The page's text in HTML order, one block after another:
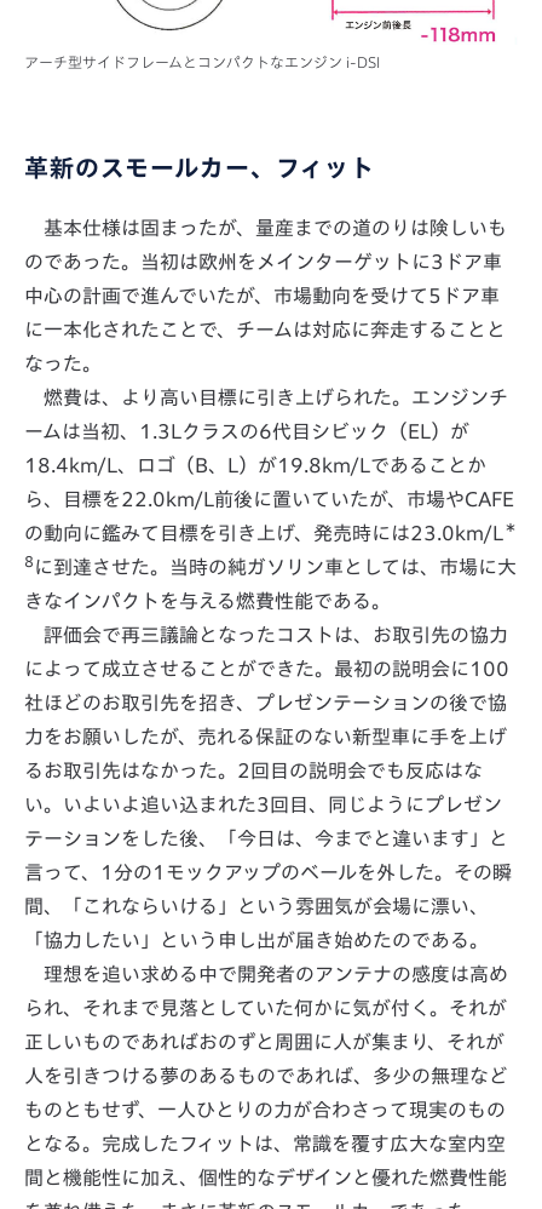
アーチ型サイドフレームとコンパクトなエンジン i-DSI
革新のスモールカー、フィット
基本仕様は固まったが、量産までの道のりは険しいも
のであった。当初は欧州をメインターゲットに3ドア車
中心の計画で進んでいたが、市場動向を受けて5ドア車
に一本化されたことで、チームは対応に奔走することと
なった。
燃費は、より高い目標に引き上げられた。エンジンチ
ームは当初、1.3Lクラスの6代目シビック（EL）が
18.4km/L、ロゴ（B、L）が19.8km/Lであることか
ら、目標を22.0km/L前後に置いていたが、市場やCAFE
の動向に鑑みて目標を引き上げ、発売時には23.0km/L＊
8 に到達させた。当時の純ガソリン車としては、市場に大
きなインパクトを与える燃費性能である。
評価会で再三議論となったコストは、お取引先の協力
によって成立させることができた。最初の説明会に100
社ほどのお取引先を招き、プレゼンテーションの後で協
力をお願いしたが、売れる保証のない新型車に手を上げ
るお取引先はなかった。2回目の説明会でも反応はな
い。いよいよ追い込まれた3回目、同じようにプレゼン
テーションをした後、「今日は、今までと違います」と
言って、1分の1モックアップのベールを外した。その瞬
間、「これならいける」という雰囲気が会場に漂い、
「協力したい」という申し出が届き始めたのである。
理想を追い求める中で開発者のアンテナの感度は高め
られ、それまで見落としていた何かに気が付く。それが
正しいものであればおのずと周囲に人が集まり、それが
人を引きつける夢のあるものであれば、多少の無理など
ものともせず、一人ひとりの力が合わさって現実のもの
となる。完成したフィットは、常識を覆す広大な室内空
間と機能性に加え、個性的なデザインと優れた燃費性能